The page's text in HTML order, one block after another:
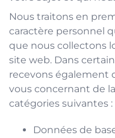
Nous traitons en
caractère personnel
que nous collectons
site web. Dans
recevons également
vous concernant de
catégories suivantes :
Données de